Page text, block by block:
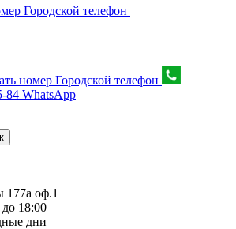
Городской телефон
номер Городской телефон
84 WhatsApp
177а оф.1
18:00
дни